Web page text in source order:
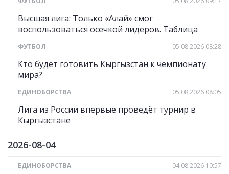
Высшая лига: Только «Алай» смог
воспользоваться осечкой лидеров. Таблица
ФУТБОЛ 05.08.2026 08:28
Кто будет готовить Кыргызстан к чемпионату
мира?
ЕДИНОБОРСТВА 05.08.2026 08:05
Лига из России впервые проведёт турнир в
Кыргызстане
2026-08-04
ЕДИНОБОРСТВА 04.08.2026 10:57